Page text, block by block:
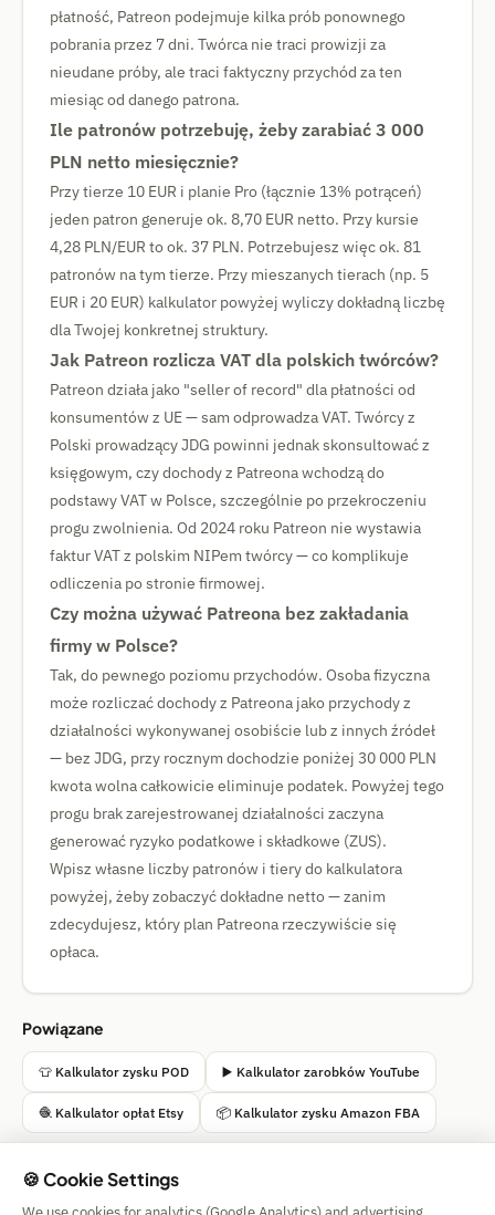
płatność, Patreon podejmuje kilka prób ponownego
pobrania przez 7 dni. Twórca nie traci prowizji za
nieudane próby, ale traci faktyczny przychód za ten
miesiąc od danego patrona.
Ile patronów potrzebuję, żeby zarabiać 3 000
PLN netto miesięcznie?
Przy tierze 10 EUR i planie Pro (łącznie 13% potrąceń)
jeden patron generuje ok. 8,70 EUR netto. Przy kursie
4,28 PLN/EUR to ok. 37 PLN. Potrzebujesz więc ok. 81
patronów na tym tierze. Przy mieszanych tierach (np. 5
EUR i 20 EUR) kalkulator powyżej wyliczy dokładną liczbę
dla Twojej konkretnej struktury.
Jak Patreon rozlicza VAT dla polskich twórców?
Patreon działa jako "seller of record" dla płatności od
konsumentów z UE — sam odprowadza VAT. Twórcy z
Polski prowadzący JDG powinni jednak skonsultować z
księgowym, czy dochody z Patreona wchodzą do
podstawy VAT w Polsce, szczególnie po przekroczeniu
progu zwolnienia. Od 2024 roku Patreon nie wystawia
faktur VAT z polskim NIPem twórcy — co komplikuje
odliczenia po stronie firmowej.
Czy można używać Patreona bez zakładania
firmy w Polsce?
Tak, do pewnego poziomu przychodów. Osoba fizyczna
może rozliczać dochody z Patreona jako przychody z
działalności wykonywanej osobiście lub z innych źródeł
— bez JDG, przy rocznym dochodzie poniżej 30 000 PLN
kwota wolna całkowicie eliminuje podatek. Powyżej tego
progu brak zarejestrowanej działalności zaczyna
generować ryzyko podatkowe i składkowe (ZUS).
Wpisz własne liczby patronów i tiery do kalkulatora
powyżej, żeby zobaczyć dokładne netto — zanim
zdecydujesz, który plan Patreona rzeczywiście się
opłaca.
Powiązane
👕 Kalkulator zysku POD ▶️ Kalkulator zarobków YouTube
🧶 Kalkulator opłat Etsy 📦 Kalkulator zysku Amazon FBA
Simple Calculator
🍪 Cookie Settings